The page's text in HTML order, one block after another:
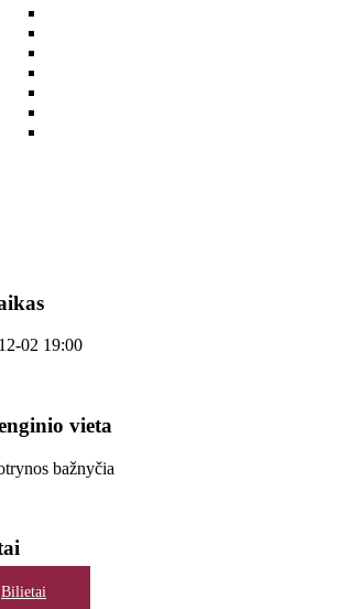
02 19:00
vieta
bažnyčia
Bilietai